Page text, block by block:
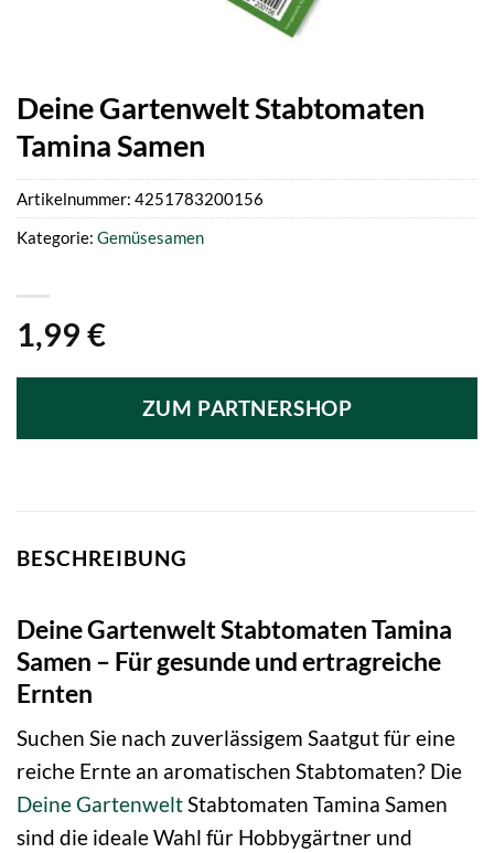
Deine Gartenwelt Stabtomaten
Tamina Samen
1,99 €
ZUM PARTNERSHOP
Artikelnummer: 4251783200156
Kategorie: Gemüsesamen
BESCHREIBUNG
Deine Gartenwelt Stabtomaten Tamina
Samen – Für gesunde und ertragreiche
Ernten
Suchen Sie nach zuverlässigem Saatgut für eine
reiche Ernte an aromatischen Stabtomaten? Die
Deine GartenweltStabtomaten Tamina Samen
sind die ideale Wahl für Hobbygärtner und